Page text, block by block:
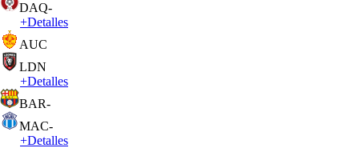
DAQ-
+Detalles
AUC
LDN
+Detalles
BAR-
MAC-
+Detalles